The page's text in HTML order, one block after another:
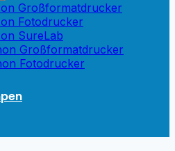
Großformatdrucker
Fotodrucker
SureLab
Großformatdrucker
Fotodrucker